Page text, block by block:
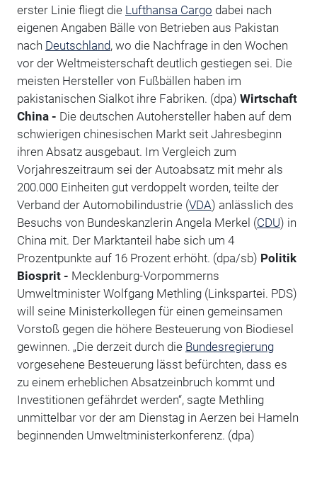
erster Linie fliegt die Lufthansa Cargo dabei nach
eigenen Angaben Bälle von Betrieben aus Pakistan
nach Deutschland, wo die Nachfrage in den Wochen
vor der Weltmeisterschaft deutlich gestiegen sei. Die
meisten Hersteller von Fußbällen haben im
pakistanischen Sialkot ihre Fabriken. (dpa) Wirtschaft
China - Die deutschen Autohersteller haben auf dem
schwierigen chinesischen Markt seit Jahresbeginn
ihren Absatz ausgebaut. Im Vergleich zum
Vorjahreszeitraum sei der Autoabsatz mit mehr als
200.000 Einheiten gut verdoppelt worden, teilte der
Verband der Automobilindustrie (VDA) anlässlich des
Besuchs von Bundeskanzlerin Angela Merkel (CDU) in
China mit. Der Marktanteil habe sich um 4
Prozentpunkte auf 16 Prozent erhöht. (dpa/sb) Politik
Biosprit - Mecklenburg-Vorpommerns
Umweltminister Wolfgang Methling (Linkspartei. PDS)
will seine Ministerkollegen für einen gemeinsamen
Vorstoß gegen die höhere Besteuerung von Biodiesel
gewinnen. „Die derzeit durch die Bundesregierung
vorgesehene Besteuerung lässt befürchten, dass es
zu einem erheblichen Absatzeinbruch kommt und
Investitionen gefährdet werden“, sagte Methling
unmittelbar vor der am Dienstag in Aerzen bei Hameln
beginnenden Umweltministerkonferenz. (dpa)